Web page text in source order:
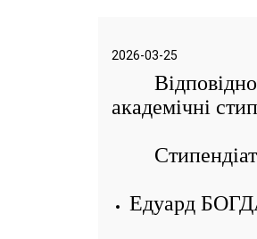
2026-03-25
Відповідно
академічні
Едуард